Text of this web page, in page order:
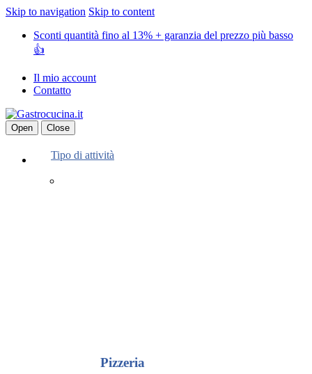
Skip to navigation Skip to content
Sconti quantità fino al 13% + garanzia del prezzo più basso
👍
Il mio account
Contatto
Open Close
Tipo di attività
Pizzeria